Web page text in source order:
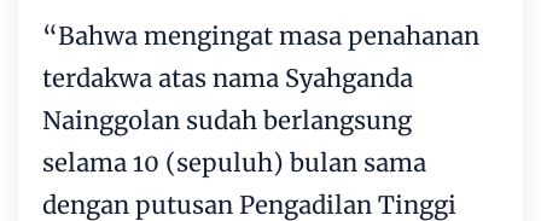
“Bahwa mengingat masa penahanan
terdakwa atas nama Syahganda
Nainggolan sudah berlangsung
selama 10 (sepuluh) bulan sama
dengan putusan Pengadilan Tinggi